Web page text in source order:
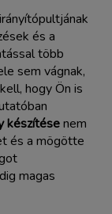
és a
több
sem vágnak,
hogy Ön is
készítésenem
és a mögötte
magas